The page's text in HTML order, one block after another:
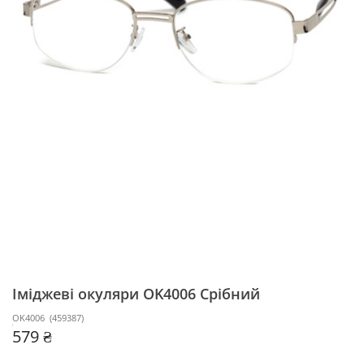
Іміджеві окуляри OK4006 Срібний
OK4006 (459387)
579 ₴